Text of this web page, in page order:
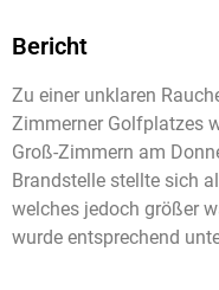
Bericht
Zu einer unklaren
Zimmerner Golfplatzes
Groß-Zimmern am
Brandstelle stellte sich
welches jedoch größer
wurde entsprechend